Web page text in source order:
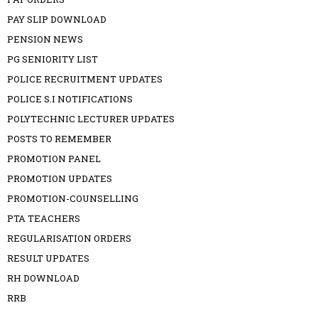
PAY SLIP DOWNLOAD
PENSION NEWS
PG SENIORITY LIST
POLICE RECRUITMENT UPDATES
POLICE S.I NOTIFICATIONS
POLYTECHNIC LECTURER UPDATES
POSTS TO REMEMBER
PROMOTION PANEL
PROMOTION UPDATES
PROMOTION-COUNSELLING
PTA TEACHERS
REGULARISATION ORDERS
RESULT UPDATES
RH DOWNLOAD
RRB